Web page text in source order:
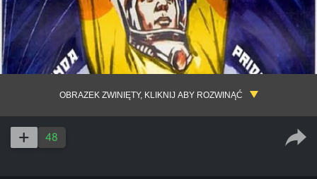
OBRAZEK ZWINIĘTY, KLIKNIJ ABY ROZWINĄĆ
48